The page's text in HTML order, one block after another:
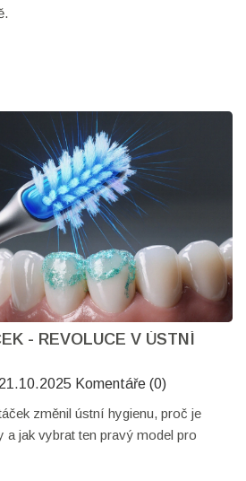
- REVOLUCE V ÚSTNÍ
Komentáře (0)
změnil ústní hygienu, proč je
a jak vybrat ten pravý model pro